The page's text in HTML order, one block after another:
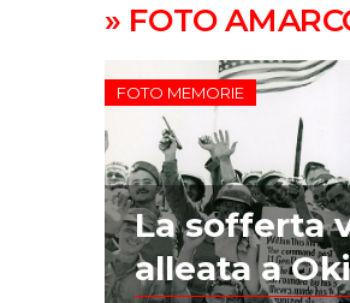
» FOTO
FOTO MEMORIE
La sofferta
alleata a